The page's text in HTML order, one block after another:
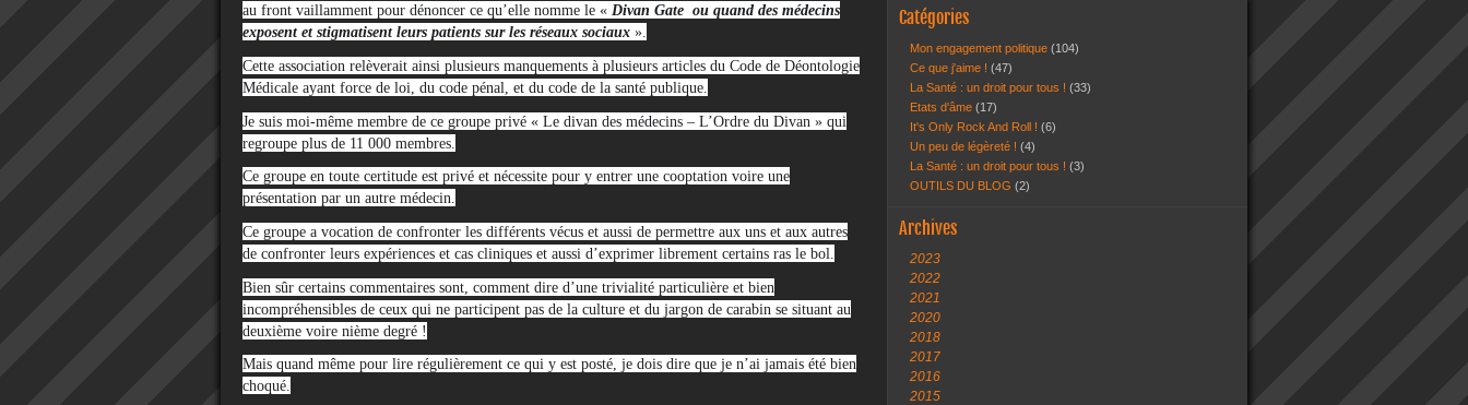
au front vaillamment pour dénoncer ce qu’elle nomme le « Divan Gate ou quand des médecins
exposent et stigmatisent leurs patients sur les réseaux sociaux ».
Cette association relèverait ainsi plusieurs manquements à plusieurs articles du Code de Déontologie
Médicale ayant force de loi, du code pénal, et du code de la santé publique.
Je suis moi-même membre de ce groupe privé « Le divan des médecins – L’Ordre du Divan » qui
regroupe plus de 11 000 membres.
Ce groupe en toute certitude est privé et nécessite pour y entrer une cooptation voire une
présentation par un autre médecin.
Ce groupe a vocation de confronter les différents vécus et aussi de permettre aux uns et aux autres
de confronter leurs expériences et cas cliniques et aussi d’exprimer librement certains ras le bol.
Bien sûr certains commentaires sont, comment dire d’une trivialité particulière et bien
incompréhensibles de ceux qui ne participent pas de la culture et du jargon de carabin se situant au
deuxième voire nième degré !
Mais quand même pour lire régulièrement ce qui y est posté, je dois dire que je n’ai jamais été bien
choqué.
Catégories
Mon engagement politique (104)
Ce que j'aime ! (47)
La Santé : un droit pour tous ! (33)
Etats d'âme (17)
It's Only Rock And Roll ! (6)
Un peu de légèreté ! (4)
La Santé : un droit pour tous ! (3)
OUTILS DU BLOG (2)
Archives
2023
2022
2021
2020
2018
2017
2016
2015